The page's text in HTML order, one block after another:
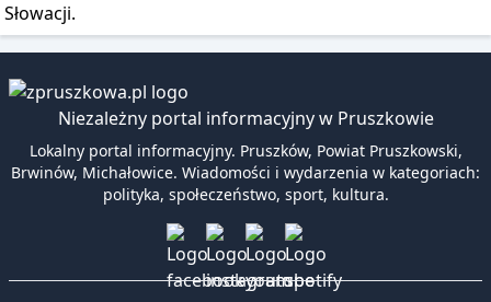
Słowacji.
Niezależny portal informacyjny w Pruszkowie
Lokalny portal informacyjny. Pruszków, Powiat Pruszkowski,
Brwinów, Michałowice. Wiadomości i wydarzenia w kategoriach:
polityka, społeczeństwo, sport, kultura.